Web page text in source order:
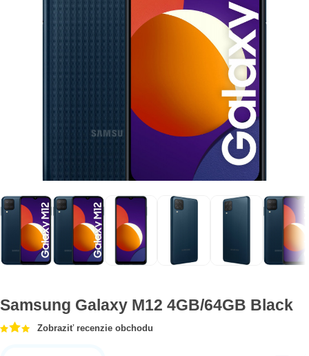
Samsung Galaxy M12 4GB/64GB Black
Zobraziť recenzie obchodu